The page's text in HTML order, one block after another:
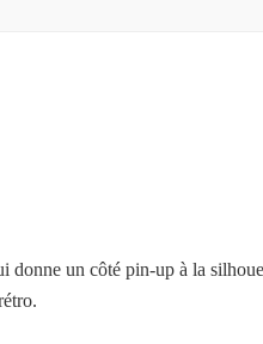
donne un côté pin-up à la